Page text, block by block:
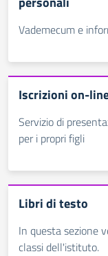
Vademecum e
Iscrizioni on-
Servizio di
per i propri figli
Libri di testo
In questa sezione
classi dell'istituto.